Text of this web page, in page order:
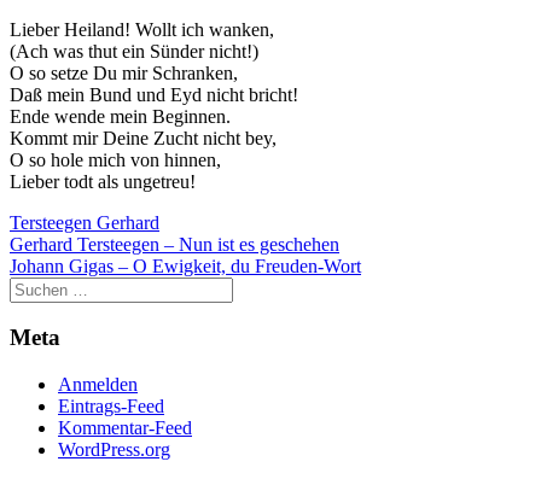
Lieber Heiland! Wollt ich wanken,
(Ach was thut ein Sünder nicht!)
O so setze Du mir Schranken,
Daß mein Bund und Eyd nicht bricht!
Ende wende mein Beginnen.
Kommt mir Deine Zucht nicht bey,
O so hole mich von hinnen,
Lieber todt als ungetreu!
Tersteegen Gerhard
Beitragsnavigation
Gerhard Tersteegen – Nun ist es geschehen
Johann Gigas – O Ewigkeit, du Freuden-Wort
Meta
Anmelden
Eintrags-Feed
Kommentar-Feed
WordPress.org